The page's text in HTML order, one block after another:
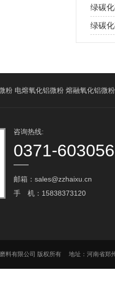
绿碳
绿碳
粉 电熔氧化铝微粉 熔融氧化铝微粉
咨询热线:
0371-
邮箱：sales@zzhaixu.cn
手 机：15838373120
料有限公司 版权所有 地址：河南省